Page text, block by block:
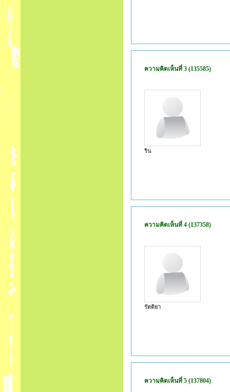
ความคิดเห็นที่ 3 (135585)
ริน
ความคิดเห็นที่ 4 (137358)
รัตติยา
ความคิดเห็นที่ 5 (137804)